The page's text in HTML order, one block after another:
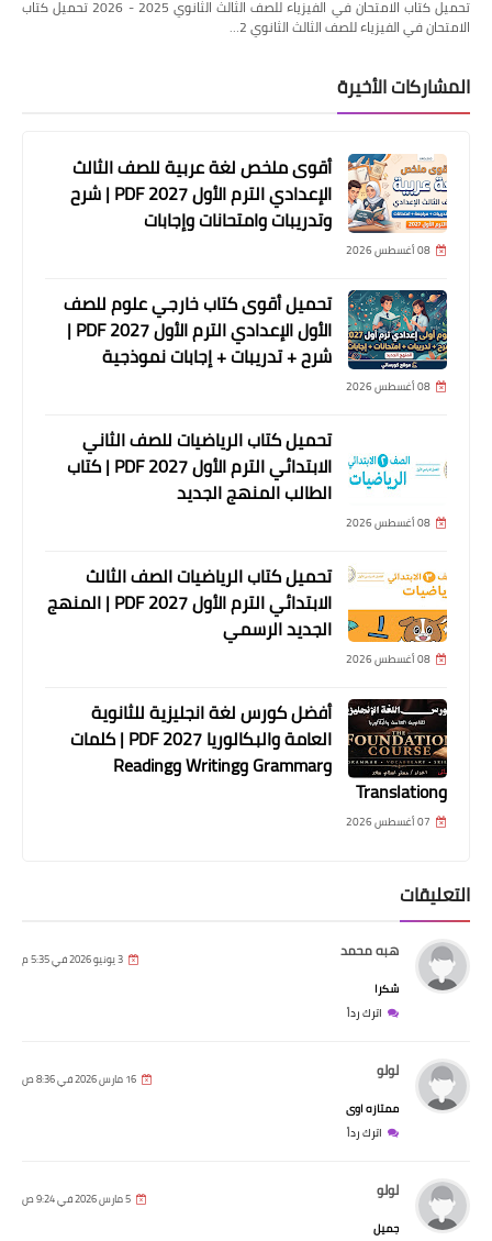
تحميل كتاب الامتحان في الفيزياء للصف الثالث الثانوي 2025 - 2026 تحميل كتاب
الامتحان في الفيزياء للصف الثالث الثانوي 2…
المشاركات الأخيرة
أقوى ملخص لغة عربية للصف الثالث
الإعدادي الترم الأول 2027 PDF | شرح
وتدريبات وامتحانات وإجابات
08 أغسطس 2026
تحميل أقوى كتاب خارجي علوم للصف
الأول الإعدادي الترم الأول 2027 PDF |
شرح + تدريبات + إجابات نموذجية
08 أغسطس 2026
تحميل كتاب الرياضيات للصف الثاني
الابتدائي الترم الأول 2027 PDF | كتاب
الطالب المنهج الجديد
08 أغسطس 2026
تحميل كتاب الرياضيات الصف الثالث
الابتدائي الترم الأول 2027 PDF | المنهج
الجديد الرسمي
08 أغسطس 2026
أفضل كورس لغة انجليزية للثانوية
العامة والبكالوريا 2027 PDF | كلمات
وGrammar وWriting وReading
وTranslation
07 أغسطس 2026
التعليقات
هبه محمد 3 يونيو 2026 في 5:35 م
شكرا
اترك رداً
لولو 16 مارس 2026 في 8:36 ص
ممتازه اوى
اترك رداً
لولو 5 مارس 2026 في 9:24 ص
جميل